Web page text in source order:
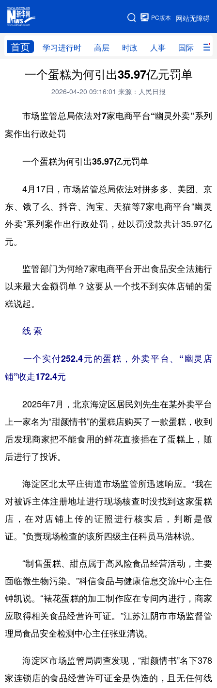
网站无障碍
PC版本
首页 学习进行时 高层 时政 人事 国际 财
网站地图
学习进行时 高层 时政 人事
财经 网评
台湾 思客智库 全球连线 教育
科技
法律 中央文件 金融 汽车
地方频道
北京
浙江 安徽 福建 江西
山东 河南 湖北 湖南
广东
四川 贵州 云南 西藏
陕西 甘肃 青海 宁夏
新疆 内蒙古 黑龙江
多语种频道
English Español Français عربى
Русский язык 日本語 한국어
Deutsch Português
一个蛋糕为何引出35.97亿元罚单
2026-04-20 09:16:01 来源：人民日报
市场监管总局依法对7家电商平台“幽灵外卖”系列
案作出行政处罚
一个蛋糕为何引出35.97亿元罚单
4月17日，市场监管总局依法对拼多多、美团、京
东、饿了么、抖音、淘宝、天猫等7家电商平台“幽灵
外卖”系列案作出行政处罚，处以罚没款共计35.97亿
元。
监管部门为何给7家电商平台开出食品安全法施行
以来最大金额罚单？这要从一个找不到实体店铺的蛋
糕说起。
线 索
一个实付252.4元的蛋糕，外卖平台、“幽灵店
铺”收走172.4元
2025年7月，北京海淀区居民刘先生在某外卖平台
上一家名为“甜颜情书”的蛋糕店购买了一款蛋糕，收到
后发现商家把不能食用的鲜花直接插在了蛋糕上，随
后进行了投诉。
海淀区北太平庄街道市场监管所迅速响应。“我在
对被诉主体注册地址进行现场核查时没找到这家蛋糕
店，在对店铺上传的证照进行核实后，判断是假
证。”负责现场检查的该所四级主任科员马浩林说。
“制售蛋糕、甜点属于高风险食品经营活动，主要
面临微生物污染。”科信食品与健康信息交流中心主任
钟凯说。“裱花蛋糕的加工制作应在专间内进行，商家
应取得相关食品经营许可证。”江苏江阴市市场监督管
理局食品安全检测中心主任张亚清说。
海淀区市场监管局调查发现，“甜颜情书”名下378
家连锁店的食品经营许可证全是伪造的，且无任何线